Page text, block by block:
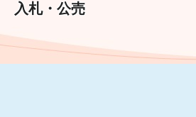
文
入札・公売